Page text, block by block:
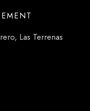
Las Terrenas